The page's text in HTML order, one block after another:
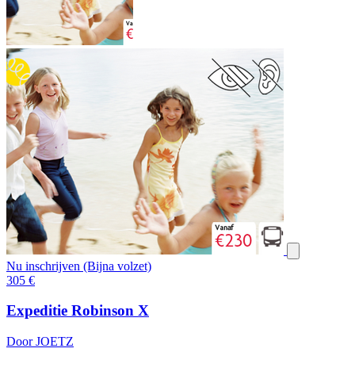
Nu inschrijven (Bijna volzet)
305 €
Expeditie Robinson X
Door JOETZ